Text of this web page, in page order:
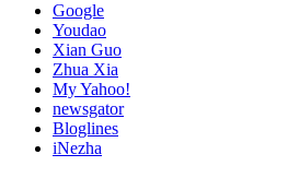
Google
Youdao
Xian Guo
Zhua Xia
My Yahoo!
newsgator
Bloglines
iNezha